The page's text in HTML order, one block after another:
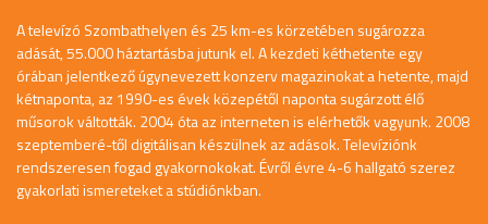
A televízó Szombathelyen és 25 km-es körzetében sugározza
adását, 55.000 háztartásba jutunk el. A kezdeti kéthetente egy
órában jelentkező úgynevezett konzerv magazinokat a hetente, majd
kétnaponta, az 1990-es évek közepétől naponta sugárzott élő
műsorok váltották. 2004 óta az interneten is elérhetők vagyunk. 2008
szeptemberé-től digitálisan készülnek az adások. Televíziónk
rendszeresen fogad gyakornokokat. Évről évre 4-6 hallgató szerez
gyakorlati ismereteket a stúdiónkban.